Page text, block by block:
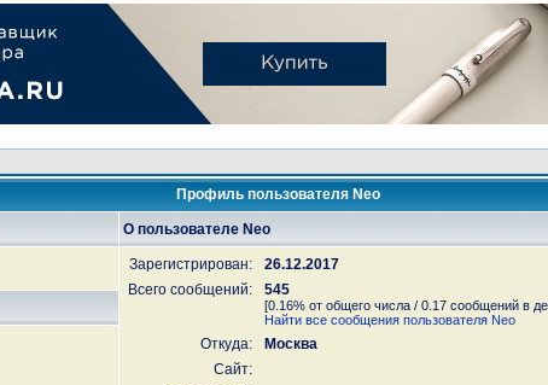
Профиль пользователя Neo
О пользователе Neo
Зарегистрирован:
26.12.2017
Всего сообщений:
545
[0.16% от общего числа / 0.17 сообщений в
Найти все сообщения пользователя Neo
Откуда:
Москва
Сайт: